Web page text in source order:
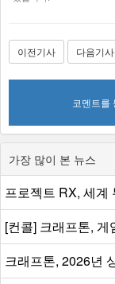
이전기사 다음기사
코멘트를
가장 많이 본 뉴스
프로젝트 RX, 세계
[컨콜] 크래프톤,
크래프톤, 2026년